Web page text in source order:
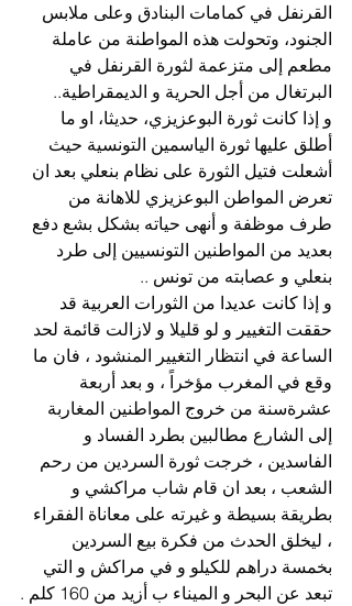
القرنفل في كمامات البنادق وعلى ملابس
الجنود، وتحولت هذه المواطنة من عاملة
مطعم إلى متزعمة لثورة القرنفل في
البرتغال من أجل الحرية و الديمقراطية..
و إذا كانت ثورة البوعزيزي، حديثا، او ما
أطلق عليها ثورة الياسمين التونسية حيث
أشعلت فتيل الثورة على نظام بنعلي بعد ان
تعرض المواطن البوعزيزي للاهانة من
طرف موظفة و أنهى حياته بشكل بشع دفع
بعديد من المواطنين التونسيين إلى طرد
بنعلي و عصابته من تونس ..
و إذا كانت عديدا من الثورات العربية قد
حققت التغيير و لو قليلا و لازالت قائمة لحد
الساعة في انتظار التغيير المنشود ، فان ما
وقع في المغرب مؤخراً ، و بعد أربعة
عشرةسنة من خروج المواطنين المغاربة
إلى الشارع مطالبين بطرد الفساد و
الفاسدين ، خرجت ثورة السردين من رحم
الشعب ، بعد ان قام شاب مراكشي و
بطريقة بسيطة و غيرته على معاناة الفقراء
، ليخلق الحدث من فكرة بيع السردين
بخمسة دراهم للكيلو و في مراكش و التي
تبعد عن البحر و الميناء ب أزيد من 160 كلم .